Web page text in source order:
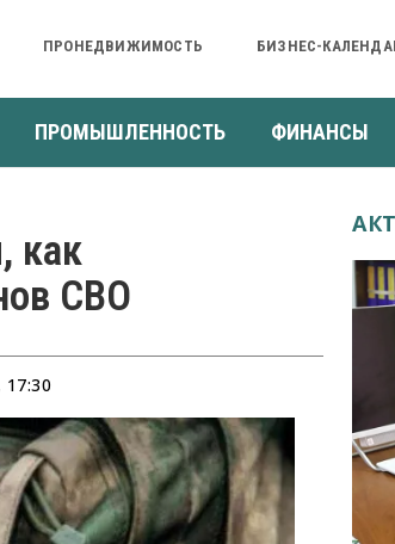
ПРОНЕДВИЖИМОСТЬ БИЗНЕС-
ПРОМЫШЛЕННОСТЬ ФИНАНСЫ
как
СВО